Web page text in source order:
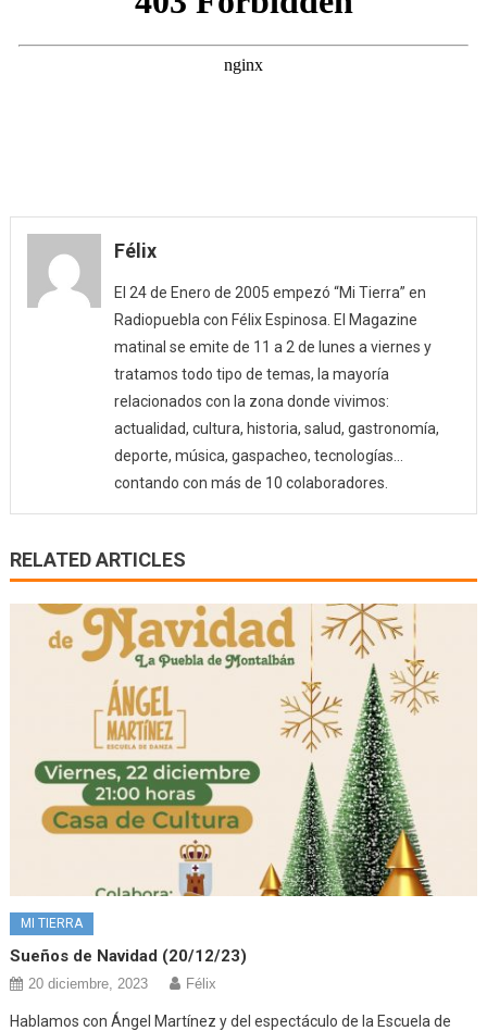
Félix
El 24 de Enero de 2005 empezó “Mi Tierra” en
Radiopuebla con Félix Espinosa. El Magazine
matinal se emite de 11 a 2 de lunes a viernes y
tratamos todo tipo de temas, la mayoría
relacionados con la zona donde vivimos:
actualidad, cultura, historia, salud, gastronomía,
deporte, música, gaspacheo, tecnologías…
contando con más de 10 colaboradores.
RELATED ARTICLES
MI TIERRA
Sueños de Navidad (20/12/23)
20 diciembre, 2023 Félix
Hablamos con Ángel Martínez y del espectáculo de la Escuela de